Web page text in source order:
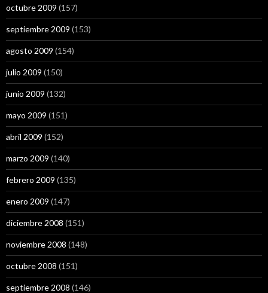
octubre 2009 (157)
septiembre 2009 (153)
agosto 2009 (154)
julio 2009 (150)
junio 2009 (132)
mayo 2009 (151)
abril 2009 (152)
marzo 2009 (140)
febrero 2009 (135)
enero 2009 (147)
diciembre 2008 (151)
noviembre 2008 (148)
octubre 2008 (151)
septiembre 2008 (146)